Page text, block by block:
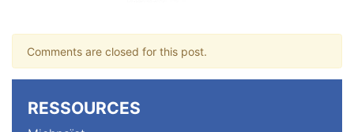
Comments are closed for this post.
RESSOURCES